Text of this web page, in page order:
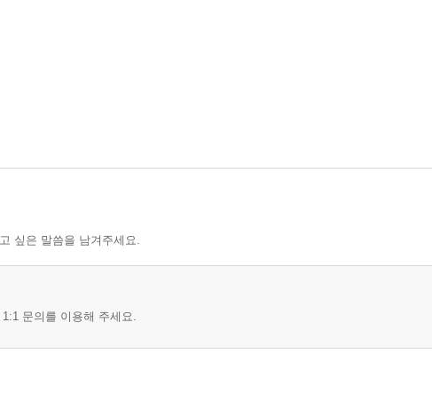
싶은 말씀을 남겨주세요.
문의를 이용해 주세요.